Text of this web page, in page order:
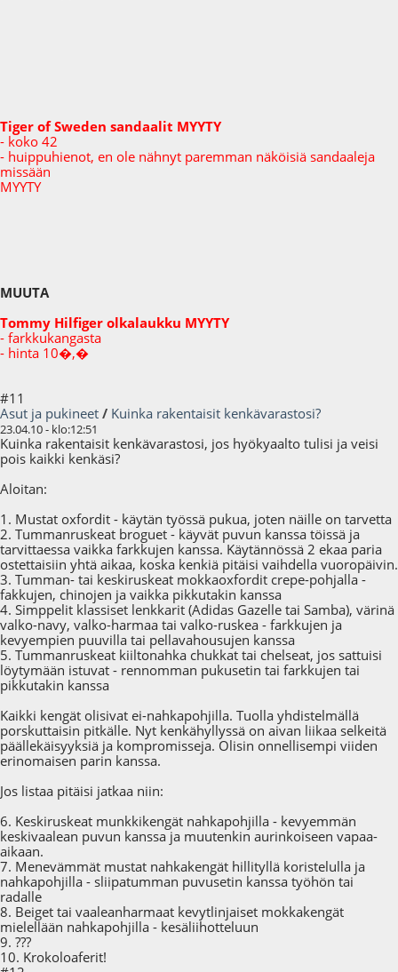
Tiger of Sweden sandaalit MYYTY
- koko 42
- huippuhienot, en ole nähnyt paremman näköisiä sandaaleja
missään
MYYTY
MUUTA
Tommy Hilfiger olkalaukku MYYTY
- farkkukangasta
- hinta 10�,�
#11
Asut ja pukineet / Kuinka rakentaisit kenkävarastosi?
23.04.10 - klo:12:51
Kuinka rakentaisit kenkävarastosi, jos hyökyaalto tulisi ja veisi
pois kaikki kenkäsi?
Aloitan:
1. Mustat oxfordit - käytän työssä pukua, joten näille on tarvetta
2. Tummanruskeat broguet - käyvät puvun kanssa töissä ja
tarvittaessa vaikka farkkujen kanssa. Käytännössä 2 ekaa paria
ostettaisiin yhtä aikaa, koska kenkiä pitäisi vaihdella vuoropäivin.
3. Tumman- tai keskiruskeat mokkaoxfordit crepe-pohjalla -
fakkujen, chinojen ja vaikka pikkutakin kanssa
4. Simppelit klassiset lenkkarit (Adidas Gazelle tai Samba), värinä
valko-navy, valko-harmaa tai valko-ruskea - farkkujen ja
kevyempien puuvilla tai pellavahousujen kanssa
5. Tummanruskeat kiiltonahka chukkat tai chelseat, jos sattuisi
löytymään istuvat - rennomman pukusetin tai farkkujen tai
pikkutakin kanssa
Kaikki kengät olisivat ei-nahkapohjilla. Tuolla yhdistelmällä
porskuttaisin pitkälle. Nyt kenkähyllyssä on aivan liikaa selkeitä
päällekäisyyksiä ja kompromisseja. Olisin onnellisempi viiden
erinomaisen parin kanssa.
Jos listaa pitäisi jatkaa niin:
6. Keskiruskeat munkkikengät nahkapohjilla - kevyemmän
keskivaalean puvun kanssa ja muutenkin aurinkoiseen vapaa-
aikaan.
7. Menevämmät mustat nahkakengät hillityllä koristelulla ja
nahkapohjilla - sliipatumman puvusetin kanssa työhön tai
radalle
8. Beiget tai vaaleanharmaat kevytlinjaiset mokkakengät
mielellään nahkapohjilla - kesäliihotteluun
9. ???
10. Krokoloaferit!